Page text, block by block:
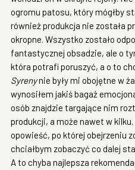
ogromu patosu, który mógłby
również produkcja nie została
okropne. Wszystko zostało
fantastycznej obsadzie, ale o
która potrafi poruszyć, a o to
Syrenynie były mi obojętne w
wynosiłem jakiś bagaż
osób znajdzie targające nim
produkcji, a może nawet w
opowieść, po której obejrzeniu
chciałbym zobaczyć co dalej
A to chyba najlepsza